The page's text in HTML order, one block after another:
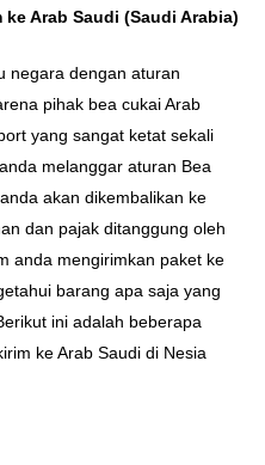
Arab Saudi (Saudi Arabia)
negara dengan aturan
pihak bea cukai Arab
yang sangat ketat sekali
melanggar aturan Bea
akan dikembalikan ke
dan pajak ditanggung oleh
anda mengirimkan paket ke
barang apa saja yang
ini adalah beberapa
ke Arab Saudi di Nesia